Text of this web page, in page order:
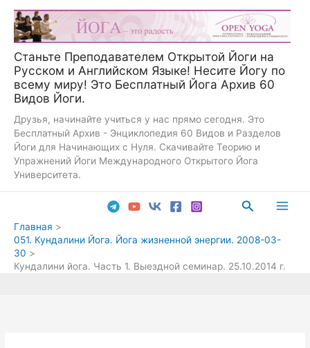
Перейти
содержимому
Станьте Преподавателем Открытой Йоги на
Русском и Английском Языке! Несите Йогу по
всему миру! Это Бесплатный Йога Архив 60
Видов Йоги.
Друзья, начинайте учиться у нас прямо сегодня. Это
Бесплатный Архив - Энциклопедия 60 Видов и Разделов
Йоги для Начинающих с Нуля. Скачивайте Теорию и
Упражнений Йоги Международного Открытого Йога
Университета.
Поиск
Главная
051. Кундалини Йога. Йога жизненной энергии. 2008-03-
30
Кундалини йога. Часть 1. Выездной семинар. 25.10.2014 г.